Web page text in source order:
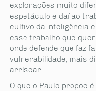
explorações muito
espetáculo e daí ao
cultivo da inteligência
esse trabalho que
onde defende que faz
vulnerabilidade, mais
arriscar.
O que o Paulo propõe